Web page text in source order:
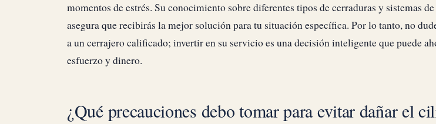
momentos de estrés. Su conocimiento sobre diferentes tipos de cerraduras y sistemas
asegura que recibirás la mejor solución para tu situación específica. Por lo tanto, no
a un cerrajero calificado; invertir en su servicio es una decisión inteligente que puede
esfuerzo y dinero.
¿Qué precauciones debo tomar para evitar dañar el